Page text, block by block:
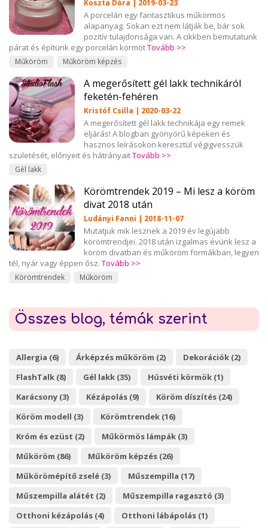
Koszta Dóra | 2019-03-23
A porcelán egy fantasztikus műkörmös
alapanyag. Sokan ezt nem látják be, bár sok
pozitív tulajdonsága van. A cikkben bemutatunk
párat és építünk egy porcelán körmötTovább >>
Műköröm Műköröm képzés
A megerősített gél lakk technikáról
feketén-fehéren
Kristóf Csilla | 2020-03-22
A megerősített gél lakk technikája egy remek
eljárás! A blogban gyönyörű képeken és
hasznos leírásokon keresztül végigvesszük
születését, előnyeit és hátrányaitTovább >>
Gél lakk
Körömtrendek 2019 – Mi lesz a köröm
divat 2018 után
Ludányi Fanni | 2018-11-07
Mutatjuk mik lesznek a 2019 év legújabb
körömtrendjei. 2018 után izgalmas évünk lesz a
köröm divatban és műköröm formákban, legyen
tél, nyár vagy éppen ősz. Tovább >>
Körömtrendek Műköröm
Összes blog, témák szerint
Allergia (6) Árképzés műköröm (2)
Dekorációk (2)
FlashTalk (8)
Gél lakk (35)
Húsvéti körmök (1)
Karácsony (3)
Kézápolás (9)
Köröm díszítés (24)
Köröm modell (3)
Körömtrendek (16)
Króm és ezüst (2)
Műkörmös lámpák (3)
Műköröm (86)
Műköröm képzés (26)
Műkörömépítő zselé (3)
Műszempilla (17)
Műszempilla alátét (2)
Műszempilla ragasztó (3)
Otthoni kézápolás (4)
Otthoni lábápolás (1)